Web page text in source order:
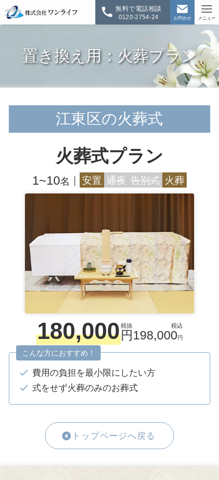
無料で電話相談
0120-2754-24 お問合せ メニュー
置き換え用：火葬プラン
江東区の火葬式
火葬式プラン
1~10名 ｜ 安置 通夜 告別式 火葬
180,000税抜
円
税込
198,000円
こんな方におすすめ！
費用の負担を最小限にしたい方
式をせず火葬のみのお葬式
トップページへ戻る